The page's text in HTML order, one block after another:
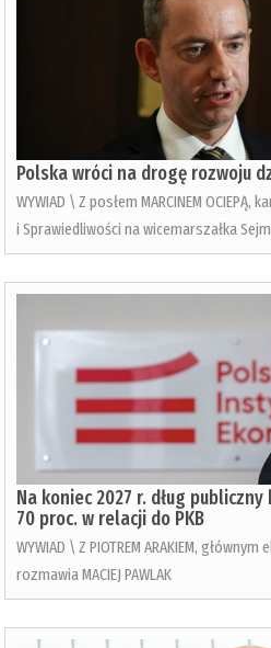
Polska wróci na drogę rozwoju
WYWIAD \ Z posłem MARCINEM OCIEPĄ,
i Sprawiedliwości na wicemarszałka
Na koniec 2027 r. dług
70 proc. w relacji do PKB
WYWIAD \ Z PIOTREM ARAKIEM,
rozmawia MACIEJ PAWLAK